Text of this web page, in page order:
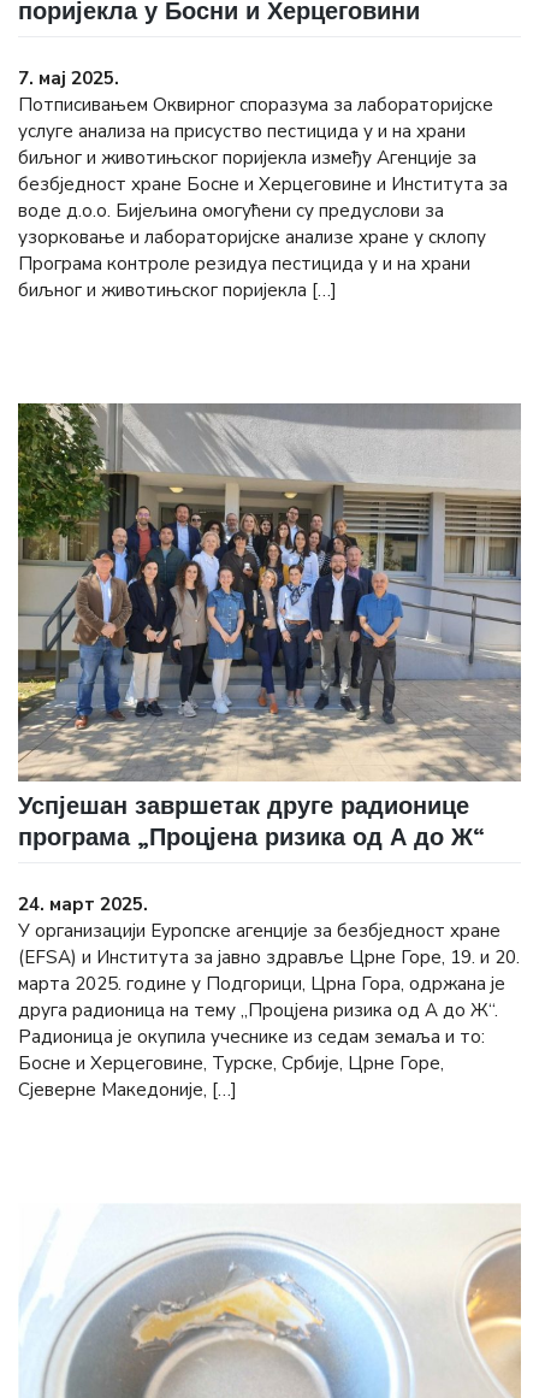
поријекла у Босни и Херцеговини
7. мај 2025.
Потписивањем Оквирног споразума за лабораторијске
услуге анализа на присуство пестицида у и на храни
биљног и животињског поријекла између Агенције за
безбједност хране Босне и Херцеговине и Института за
воде д.о.о. Бијељина омогућени су предуслови за
узорковање и лабораторијске анализе хране у склопу
Програма контроле резидуа пестицида у и на храни
биљног и животињског поријекла […]
Успјешан завршетак друге радионице
програма „Процјена ризика од А до Ж“
24. март 2025.
У организацији Еуропске агенције за безбједност хране
(ЕFSА) и Института за јавно здравље Црне Горе, 19. и 20.
марта 2025. године у Подгорици, Црна Гора, одржана је
друга радионица на тему „Процјена ризика од А до Ж“.
Радионица је окупила учеснике из седам земаља и то:
Босне и Херцеговине, Турске, Србије, Црне Горе,
Сјеверне Македоније, […]